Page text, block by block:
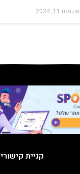
אוגוסט 11, 2024
קניית